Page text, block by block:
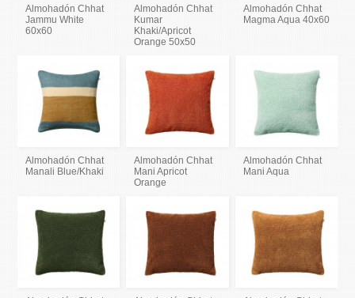
Almohadón Chhat
Jammu White
60x60
Almohadón Chhat
Kumar
Khaki/Apricot
Orange 50x50
Almohadón Chhat
Magma Aqua 40x60
Almohadón Chhat
Manali Blue/Khaki
Almohadón Chhat
Mani Apricot
Orange
Almohadón Chhat
Mani Aqua